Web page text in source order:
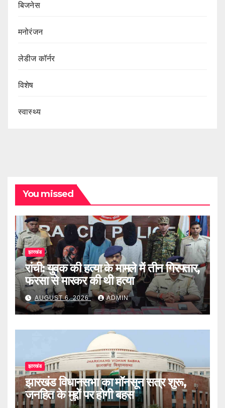
बिजनेस
मनोरंजन
लेडीज कॉर्नर
विशेष
स्वास्थ्य
You missed
झारखंड
रांची: युवक की हत्या के मामले में तीन गिरफ्तार,
फरसा से मारकर की थी हत्या
AUGUST 6, 2026 ADMIN
झारखंड
झारखंड विधानसभा का मॉनसून सत्र शुरू,
जनहित के मुद्दों पर होगी बहस